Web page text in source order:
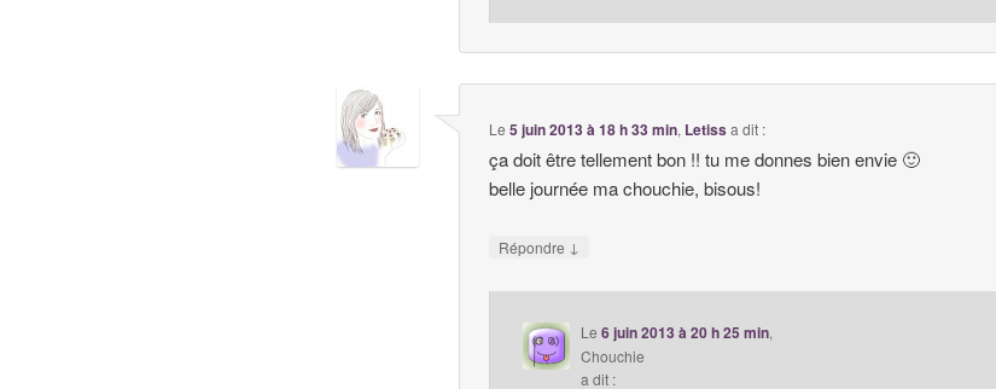
Le5 juin 2013 à 18 h 33 min, Letiss a dit :
ça doit être tellement bon !! tu me donnes bien envie 🙂
belle journée ma chouchie, bisous!
Répondre ↓
Le 6 juin 2013 à 20 h 25 min,
Chouchie
a dit :